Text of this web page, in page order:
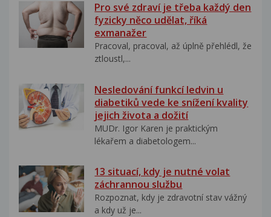
Pro své zdraví je třeba každý den
fyzicky něco udělat, říká
exmanažer
Pracoval, pracoval, až úplně přehlédl, že
ztloustl,...
Nesledování funkcí ledvin u
diabetiků vede ke snížení kvality
jejich života a dožití
MUDr. Igor Karen je praktickým
lékařem a diabetologem...
13 situací, kdy je nutné volat
záchrannou službu
Rozpoznat, kdy je zdravotní stav vážný
a kdy už je...